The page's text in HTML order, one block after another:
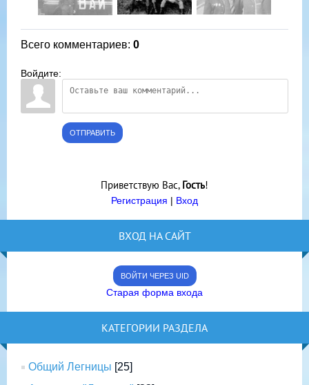
Всего комментариев: 0
Войдите:
ОТПРАВИТЬ
Приветствую Вас, Гость!
Регистрация | Вход
ВХОД НА САЙТ
ВОЙТИ ЧЕРЕЗ UID
Старая форма входа
КАТЕГОРИИ РАЗДЕЛА
Общий Легницы [25]